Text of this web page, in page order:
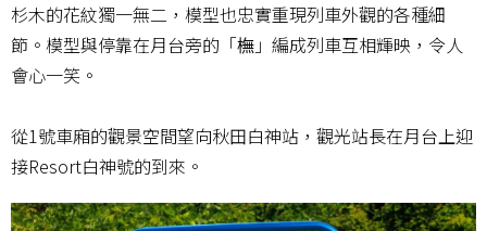
杉木的花紋獨一無二，模型也忠實重現列車外觀的各種細
節。模型與停靠在月台旁的「橅」編成列車互相輝映，令人
會心一笑。
從1號車廂的觀景空間望向秋田白神站，觀光站長在月台上迎
接Resort白神號的到來。